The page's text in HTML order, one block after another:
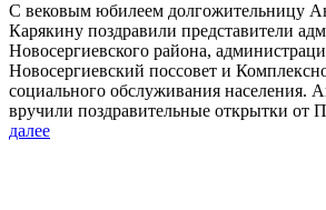
С вековым юбилеем долгожительницу
Карякину поздравили представители
Новосергиевского района,
Новосергиевский поссовет и
социального обслуживания населения.
вручили поздравительные открытки от
далее